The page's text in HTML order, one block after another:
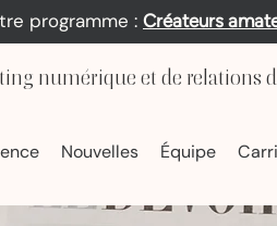
numérique et de relations
Nouvelles Équipe
programme : Créateurs